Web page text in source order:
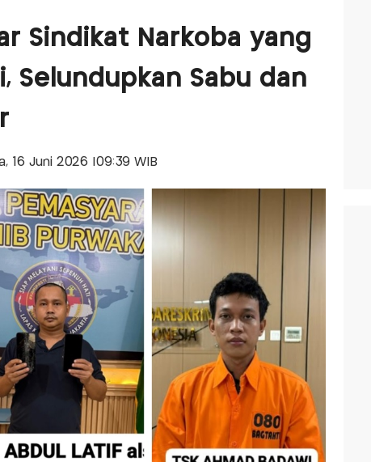
Sindikat Narkoba yang
Selundupkan Sabu dan
16 Juni 2026 |09:39 WIB